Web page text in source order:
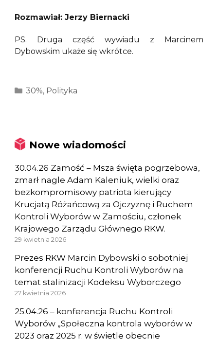
Rozmawiał: Jerzy Biernacki
PS. Druga część wywiadu z Marcinem
Dybowskim ukaże się wkrótce.
Kategorie
30%, Polityka
Nowe wiadomości
30.04.26 Zamość – Msza święta pogrzebowa,
zmarł nagle Adam Kaleniuk, wielki oraz
bezkompromisowy patriota kierujący
Krucjatą Różańcową za Ojczyznę i Ruchem
Kontroli Wyborów w Zamościu, członek
Krajowego Zarządu Głównego RKW.
29 kwietnia 2026
Prezes RKW Marcin Dybowski o sobotniej
konferencji Ruchu Kontroli Wyborów na
temat stalinizacji Kodeksu Wyborczego
27 kwietnia 2026
25.04.26 – konferencja Ruchu Kontroli
Wyborów „Społeczna kontrola wyborów w
2023 oraz 2025 r. w świetle obecnie